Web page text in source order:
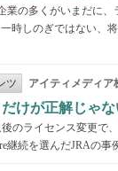
業の多くがいまだに
時しのぎではない、
ツ アイティメディア
だけが正解じゃ
後のライセンス変更で
継続を選んだJRAの事